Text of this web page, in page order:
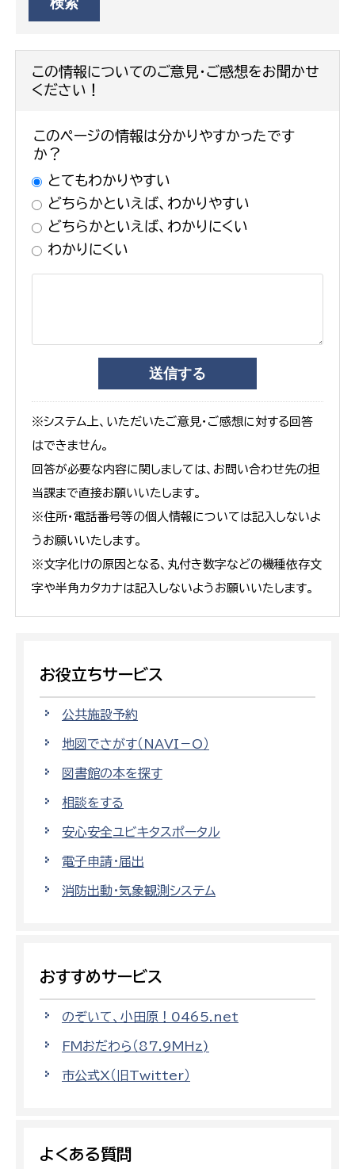
この情報についてのご意見・ご感想をお聞かせ
ください！
このページの情報は分かりやすかったです
か？
とてもわかりやすい
どちらかといえば、わかりやすい
どちらかといえば、わかりにくい
わかりにくい
※システム上、いただいたご意見・ご感想に対する回答
はできません。
回答が必要な内容に関しましては、お問い合わせ先の担
当課まで直接お願いいたします。
※住所・電話番号等の個人情報については記入しないよ
うお願いいたします。
※文字化けの原因となる、丸付き数字などの機種依存文
字や半角カタカナは記入しないようお願いいたします。
お役立ちサービス
公共施設予約
地図でさがす（NAVI－O）
図書館の本を探す
相談をする
安心安全ユビキタスポータル
電子申請・届出
消防出動・気象観測システム
おすすめサービス
のぞいて、小田原！0465.net
FMおだわら（87.9MHz)
市公式X（旧Twitter）
よくある質問